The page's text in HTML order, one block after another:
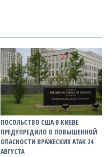
ПОСОЛЬСТВО США В КИЕВЕ
ПРЕДУПРЕДИЛО О ПОВЫШЕННОЙ
ОПАСНОСТИ ВРАЖЕСКИХ АТАК 24
АВГУСТА